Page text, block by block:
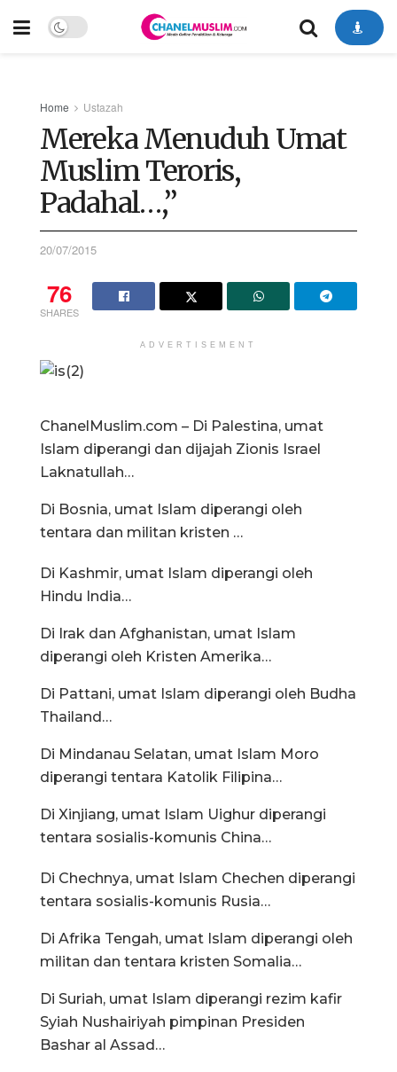
Home Ustazah
Mereka Menuduh Umat
Muslim Teroris,
Padahal…,”
20/07/2015
76
SHARES
ADVERTISEMENT
ChanelMuslim.com – Di Palestina, umat
Islam diperangi dan dijajah Zionis Israel
Laknatullah…
Di Bosnia, umat Islam diperangi oleh
tentara dan militan kristen …
Di Kashmir, umat Islam diperangi oleh
Hindu India…
Di Irak dan Afghanistan, umat Islam
diperangi oleh Kristen Amerika…
Di Pattani, umat Islam diperangi oleh Budha
Thailand…
Di Mindanau Selatan, umat Islam Moro
diperangi tentara Katolik Filipina…
Di Xinjiang, umat Islam Uighur diperangi
tentara sosialis-komunis China…
Di Chechnya, umat Islam Chechen diperangi
tentara sosialis-komunis Rusia…
Di Afrika Tengah, umat Islam diperangi oleh
militan dan tentara kristen Somalia…
Di Suriah, umat Islam diperangi rezim kafir
Syiah Nushairiyah pimpinan Presiden
Bashar al Assad…